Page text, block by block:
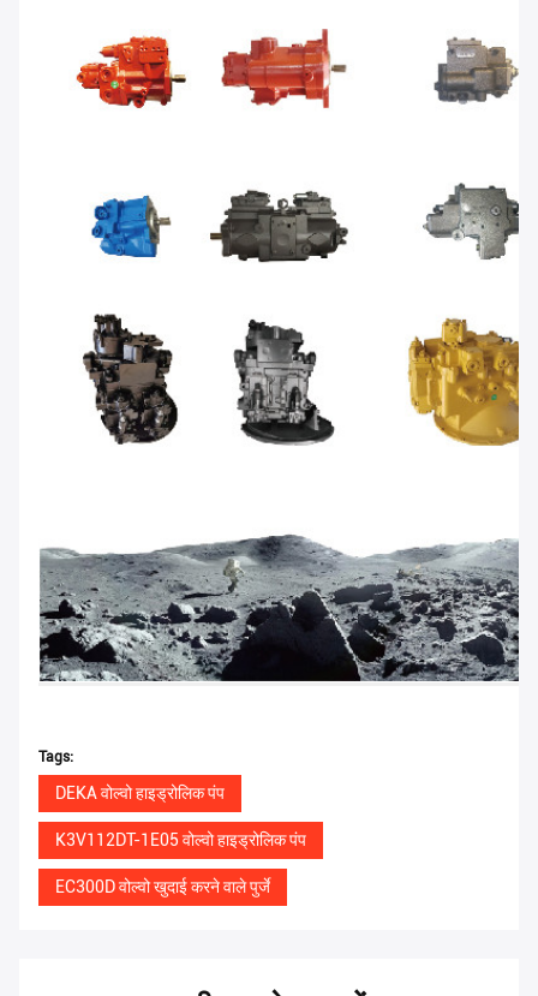
Tags:
DEKA वोल्वो हाइड्रोलिक पंप
K3V112DT-1E05 वोल्वो हाइड्रोलिक पंप
EC300D वोल्वो खुदाई करने वाले पुर्जे